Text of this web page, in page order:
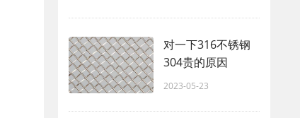
对一下316不锈钢
304贵的原因
2023-05-23